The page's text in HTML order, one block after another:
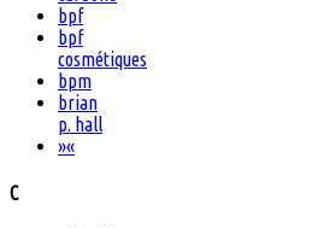
bpf
bpf
cosmétiques
bpm
brian
p. hall
»«
C